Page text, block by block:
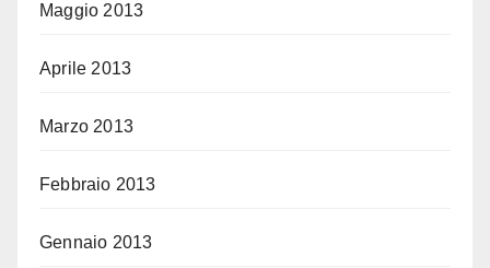
Maggio 2013
Aprile 2013
Marzo 2013
Febbraio 2013
Gennaio 2013